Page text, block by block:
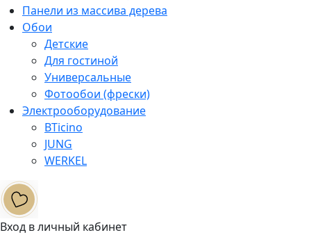
Панели из массива дерева
Обои
Детские
Для гостиной
Универсальные
Фотообои (фрески)
Электрооборудование
BTicino
JUNG
WERKEL
Вход в личный кабинет